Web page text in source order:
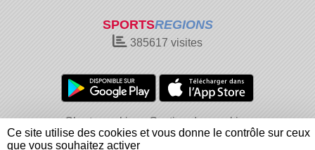
SPORTSREGIONS
385617 visites
Charte cookies
Gestion des cookies
Informations légales
Signaler un contenu inapproprié
Ce site utilise des cookies et vous donne le contrôle sur ceux
que vous souhaitez activer